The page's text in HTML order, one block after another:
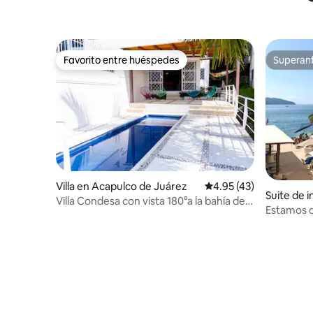
Favorito entre huéspedes
Favorito entre huéspedes
Villa en Acapulco de Juárez Calificación promedio:
4.95 (43)
Villa Condesa con vista 180°a la bahía de
Suite de
co
Estamos